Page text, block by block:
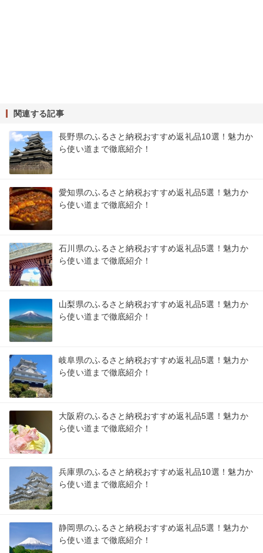
関連する記事
長野県のふるさと納税おすすめ返礼品10選！魅力か
ら使い道まで徹底紹介！
愛知県のふるさと納税おすすめ返礼品5選！魅力か
ら使い道まで徹底紹介！
石川県のふるさと納税おすすめ返礼品5選！魅力か
ら使い道まで徹底紹介！
山梨県のふるさと納税おすすめ返礼品5選！魅力か
ら使い道まで徹底紹介！
岐阜県のふるさと納税おすすめ返礼品5選！魅力か
ら使い道まで徹底紹介！
大阪府のふるさと納税おすすめ返礼品5選！魅力か
ら使い道まで徹底紹介！
兵庫県のふるさと納税おすすめ返礼品10選！魅力か
ら使い道まで徹底紹介！
静岡県のふるさと納税おすすめ返礼品5選！魅力か
ら使い道まで徹底紹介！